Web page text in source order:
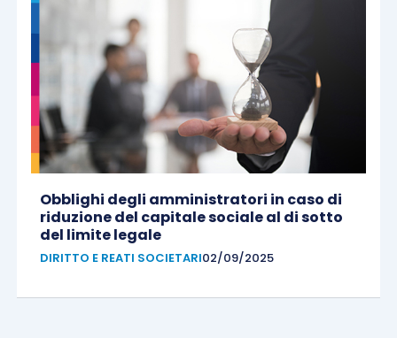
Obblighi degli amministratori in caso di
riduzione del capitale sociale al di sotto
del limite legale
DIRITTO E REATI SOCIETARI02/09/2025